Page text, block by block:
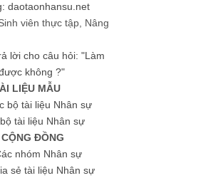
daotaonhansu.net
viên thực tập, Nâng
lời cho câu hỏi: "Làm
không ?"
LIỆU MẪU
bộ tài liệu Nhân sự
tài liệu Nhân sự
ĐỒNG
nhóm Nhân sự
sẻ tài liệu Nhân sự